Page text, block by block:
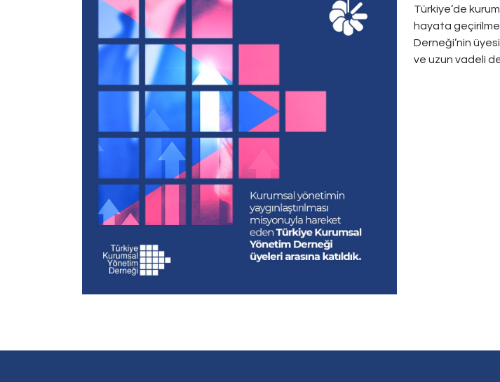
Odağımızda Gelecek Var
Biz'den Haberler
Kariyer
Açık
Pozisyonlar
Türkiye’de
hayata
Derneği’nin
ve uzun vadeli